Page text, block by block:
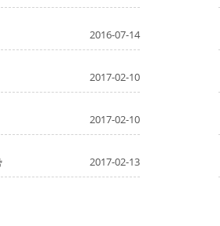
2016-07-14
2017-02-10
2017-02-10
2017-02-13